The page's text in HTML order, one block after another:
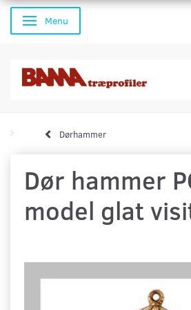
Skifte navigation
Menu
Dørhammer
Dør hammer
model glat